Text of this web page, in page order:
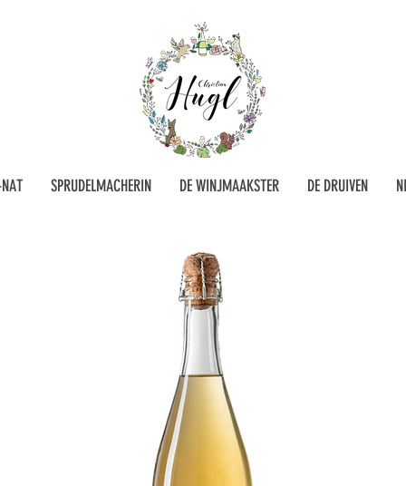
SPRUDELMACHERIN DE WINJMAAKSTER DE DRUIVEN